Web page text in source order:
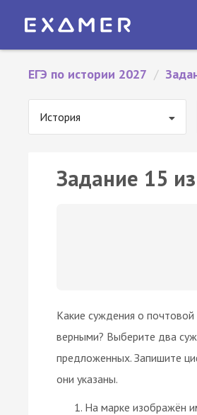
ЕГЭ по истории 2027 /
История
Задание 15
Какие суждения о почтовой
верными? Выберите два
предложенных. Запишите
они указаны.
На марке изображён